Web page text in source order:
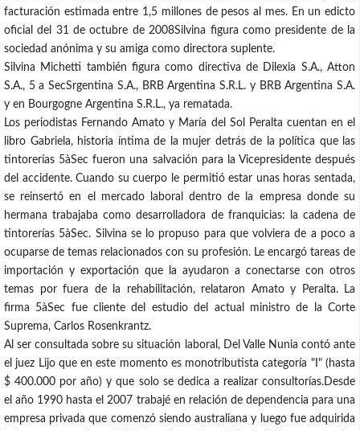
facturación estimada entre 1,5 millones de pesos al mes. En un edicto
oficial del 31 de octubre de 2008Silvina figura como presidente de la
sociedad anónima y su amiga como directora suplente.
Silvina Michetti también figura como directiva de Dilexia S.A., Atton
S.A., 5 a SecSrgentina S.A., BRB Argentina S.R.L. y BRB Argentina S.A.
y en Bourgogne Argentina S.R.L., ya rematada.
Los periodistas Fernando Amato y María del Sol Peralta cuentan en el
libro Gabriela, historia íntima de la mujer detrás de la política que las
tintorerías 5àSec fueron una salvación para la Vicepresidente después
del accidente. Cuando su cuerpo le permitió estar unas horas sentada,
se reinsertó en el mercado laboral dentro de la empresa donde su
hermana trabajaba como desarrolladora de franquicias: la cadena de
tintorerías 5àSec. Silvina se lo propuso para que volviera de a poco a
ocuparse de temas relacionados con su profesión. Le encargó tareas de
importación y exportación que la ayudaron a conectarse con otros
temas por fuera de la rehabilitación, relataron Amato y Peralta. La
firma 5àSec fue cliente del estudio del actual ministro de la Corte
Suprema, Carlos Rosenkrantz.
Al ser consultada sobre su situación laboral, Del Valle Nunia contó ante
el juez Lijo que en este momento es monotributista categoría "I" (hasta
$ 400.000 por año) y que solo se dedica a realizar consultorías.Desde
el año 1990 hasta el 2007 trabajé en relación de dependencia para una
empresa privada que comenzó siendo australiana y luego fue adquirida